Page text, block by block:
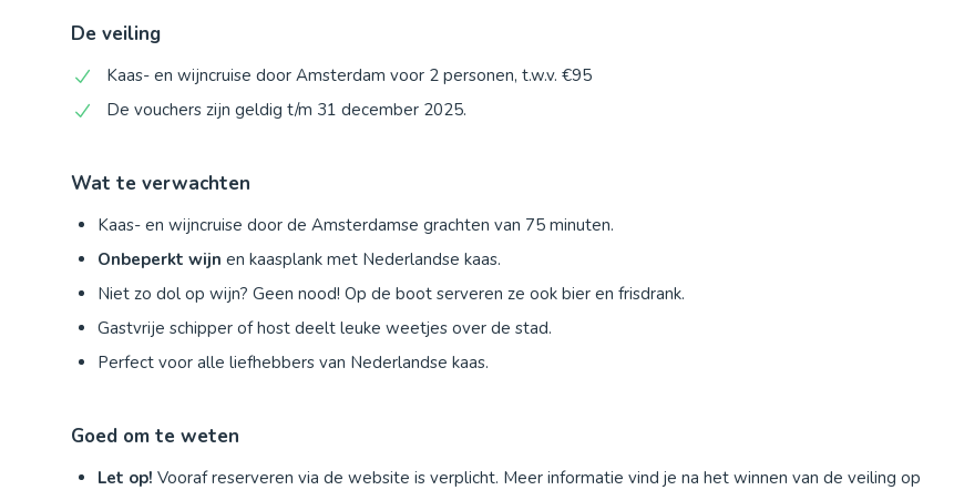
De veiling
Kaas- en wijncruise door Amsterdam voor 2 personen, t.w.v. €95
De vouchers zijn geldig t/m 31 december 2025.
Wat te verwachten
Kaas- en wijncruise door de Amsterdamse grachten van 75 minuten.
Onbeperkt wijn en kaasplank met Nederlandse kaas.
Niet zo dol op wijn? Geen nood! Op de boot serveren ze ook bier en frisdrank.
Gastvrije schipper of host deelt leuke weetjes over de stad.
Perfect voor alle liefhebbers van Nederlandse kaas.
Goed om te weten
Let op! Vooraf reserveren via de website is verplicht. Meer informatie vind je na het winnen van de veiling op